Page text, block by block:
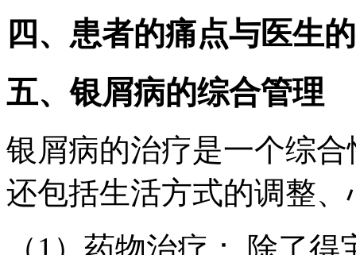
四、患者的痛点与医生
五、银屑病的综合管理
银屑病的治疗是一个综
还包括生活方式的调整